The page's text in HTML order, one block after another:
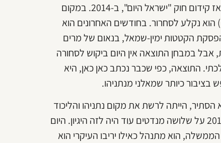
כאן ביצע יו"ר הבית היהודי את שגיאתו הפוליטית הגסה ביותר מאז קידום חוק "ישראל היום", ב-2014. במקום
נקלע לסחרור. בחודשים האחרונים הוא
הקטטות ימין-שמאל, בנאום של מרים
אבל במבחן התוצאה אין היום ביקוש לסחורה
התוצאה, כפי שכבר נכתב כאן כאן, היא
כיותר שמאלני מנתניהו.
הייתה לרשת את מקום נתניהו והליכוד
ולרוץ לראשות הממשלה. כשהפער בין שתי המפלגות עמד ב-2015 על שלושה מנדטים עוד היה לזה היגיון. היום
הוא מתנהל כאילו יריבו העיקרי הוא